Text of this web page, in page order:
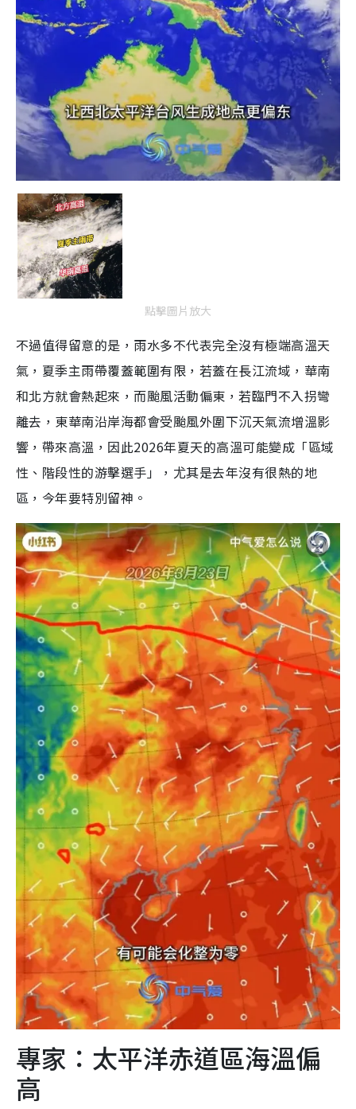
點擊圖片放大
不過值得留意的是，雨水多不代表完全沒有極端高溫天
氣，夏季主雨帶覆蓋範圍有限，若蓋在長江流域，華南
和北方就會熱起來，而颱風活動偏東，若臨門不入拐彎
離去，東華南沿岸海都會受颱風外圍下沉天氣流增溫影
響，帶來高溫，因此2026年夏天的高溫可能變成「區域
性、階段性的游擊選手」，尤其是去年沒有很熱的地
區，今年要特別留神。
專家：太平洋赤道區海溫偏
高